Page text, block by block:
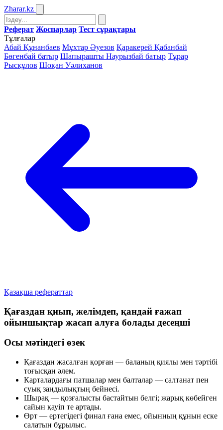
Zharar.kz
Реферат Жоспарлар Тест сұрақтары
Тұлғалар
Абай Құнанбаев Мұхтар Әуезов Қаракерей Қабанбай
Бөгенбай батыр Шапырашты Наурызбай батыр Тұрар
Рысқұлов Шоқан Уәлиханов
Қазақша рефераттар
Қағаздан қиып, желімдеп, қандай ғажап
ойыншықтар жасап алуға болады десеңші
Осы мәтіндегі өзек
Қағаздан жасалған қорған — баланың қиялы мен тәртібі
тоғысқан әлем.
Карталардағы патшалар мен балталар — салтанат пен
суық заңдылықтың бейнесі.
Шырақ — қозғалысты бастайтын белгі; жарық көбейген
сайын қауіп те артады.
Өрт — ертегідегі финал ғана емес, ойынның құнын еске
салатын бұрылыс.